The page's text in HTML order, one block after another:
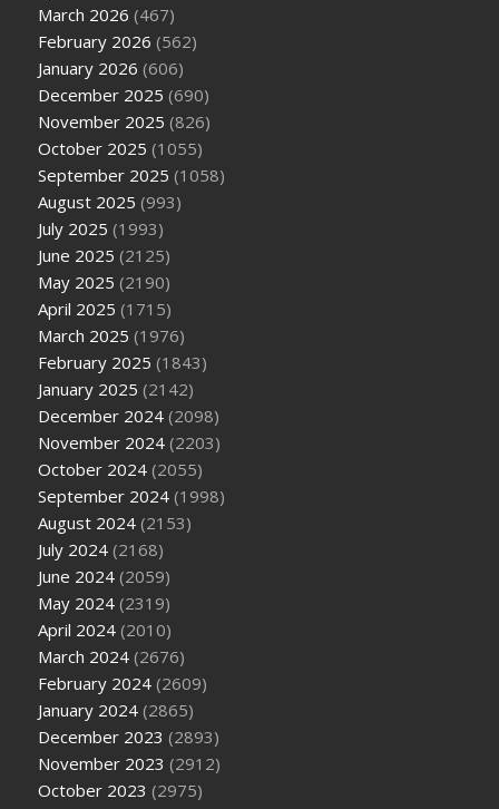
March 2026 (467)
February 2026 (562)
January 2026 (606)
December 2025 (690)
November 2025 (826)
October 2025 (1055)
September 2025 (1058)
August 2025 (993)
July 2025 (1993)
June 2025 (2125)
May 2025 (2190)
April 2025 (1715)
March 2025 (1976)
February 2025 (1843)
January 2025 (2142)
December 2024 (2098)
November 2024 (2203)
October 2024 (2055)
September 2024 (1998)
August 2024 (2153)
July 2024 (2168)
June 2024 (2059)
May 2024 (2319)
April 2024 (2010)
March 2024 (2676)
February 2024 (2609)
January 2024 (2865)
December 2023 (2893)
November 2023 (2912)
October 2023 (2975)